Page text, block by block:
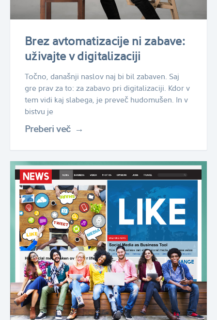
Brez avtomatizacije ni zabave:
uživajte v digitalizaciji
Točno, današnji naslov naj bi bil zabaven. Saj
gre prav za to: za zabavo pri digitalizaciji. Kdor v
tem vidi kaj slabega, je preveč hudomušen. In v
bistvu je
Preberi več